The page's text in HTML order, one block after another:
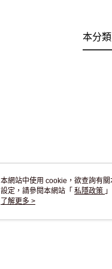
本分
本網站中使用 cookie，欲查詢有
設定，請參閱本網站「 私隱政策
用 cookie。
了解更多 >